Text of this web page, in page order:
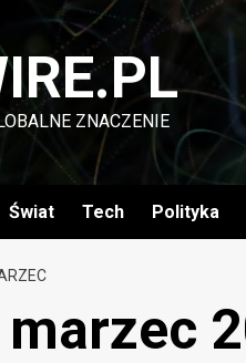
ZNACZENIE
Świat Tech Polityka
marzec